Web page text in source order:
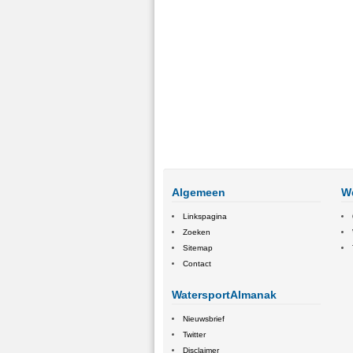
Algemeen
Linkspagina
Zoeken
Sitemap
Contact
WatersportAlmanak
Nieuwsbrief
Twitter
Disclaimer